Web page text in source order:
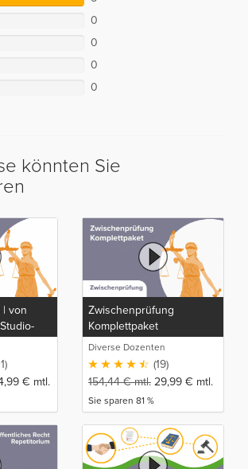
0
0
0
0
könnten Sie
| von
€ mtl.
Zwischenprüfung
Komplettpaket
Diverse Dozenten
(19)
154,44€mtl. 29,99 € mtl.
Sie sparen 81 %